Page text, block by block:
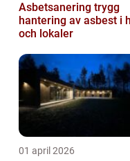
Asbetsanering trygg
hantering av asbest i
och lokaler
01 april 2026